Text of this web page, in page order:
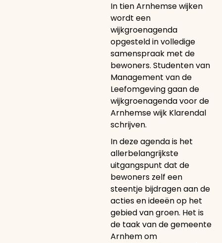
In tien Arnhemse wijken
wordt een
wijkgroenagenda
opgesteld in volledige
samenspraak met de
bewoners. Studenten van
Management van de
Leefomgeving gaan de
wijkgroenagenda voor de
Arnhemse wijk Klarendal
schrijven.
In deze agenda is het
allerbelangrijkste
uitgangspunt dat de
bewoners zelf een
steentje bijdragen aan de
acties en ideeën op het
gebied van groen. Het is
de taak van de gemeente
Arnhem om